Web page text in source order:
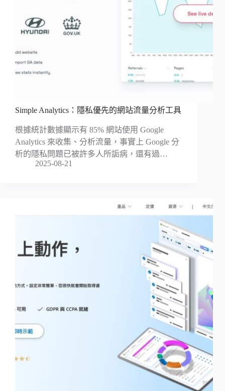
Simple Analytics：隱私優先的網站流量分析工具
根據統計數據顯示有 85% 網站使用 Google
Analytics 來收集、分析流量，事實上 Google 分
析的隱私問題已被許多人所詬病，還有過…
2025-08-21